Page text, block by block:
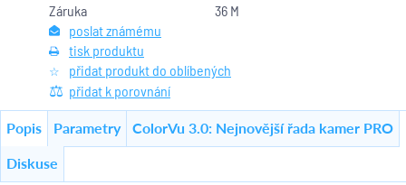
Záruka
36 M
poslat známému
tisk produktu
přidat produkt do oblíbených
přidat k porovnání
Popis Parametry ColorVu 3.0: Nejnovější řada kamer PRO
Diskuse